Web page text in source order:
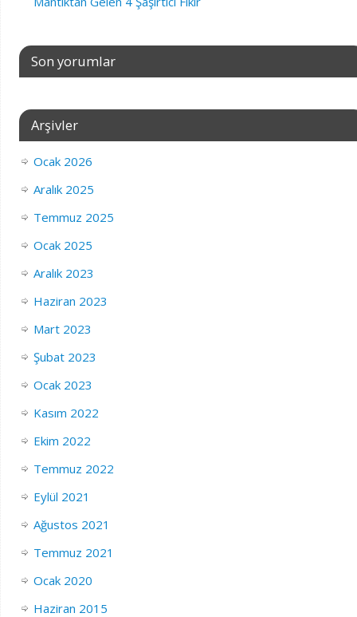
Son yorumlar
Arşivler
Ocak 2026
Aralık 2025
Temmuz 2025
Ocak 2025
Aralık 2023
Haziran 2023
Mart 2023
Şubat 2023
Ocak 2023
Kasım 2022
Ekim 2022
Temmuz 2022
Eylül 2021
Ağustos 2021
Temmuz 2021
Ocak 2020
Haziran 2015